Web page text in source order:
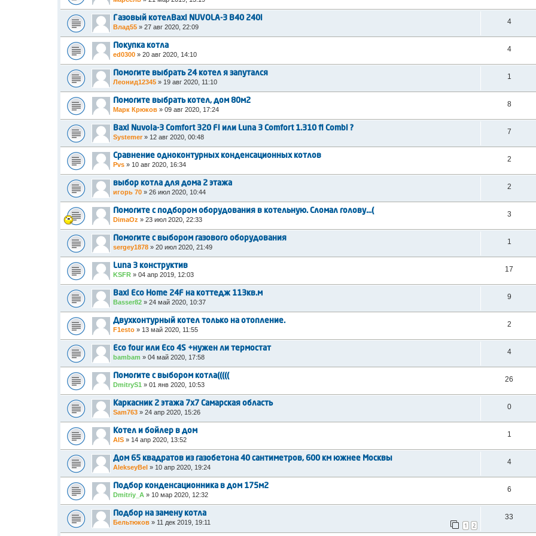
Газовый котелBaxi NUVOLA-3 B40 240i
Влад55 » 27 авг 2020, 22:09
4
Покупка котла
ed0300 » 20 авг 2020, 14:10
4
Помогите выбрать 24 котел я запутался
Леонид12345 » 19 авг 2020, 11:10
1
Помогите выбрать котел, дом 80м2
Марк Крюков » 09 авг 2020, 17:24
8
Baxi Nuvola-3 Comfort 320 Fi или Luna 3 Comfort 1.310 fi Combi ?
Systemer» 12 авг 2020, 00:48
7
Сравнение одноконтурных конденсационных котлов
Pvs » 10 авг 2020, 16:34
2
выбор котла для дома 2 этажа
игорь 70 » 26 июл 2020, 10:44
2
Помогите с подбором оборудования в котельную. Сломал голову...(
DimaOz » 23 июл 2020, 22:33
3
Помогите с выбором газового оборудования
sergey1878 » 20 июл 2020, 21:49
1
Luna 3 конструктив
KSFR » 04 апр 2019, 12:03
17
Baxi Eco Home 24F на коттедж 113кв.м
Basser82 » 24 май 2020, 10:37
9
Двухконтурный котел только на отопление.
F1esto » 13 май 2020, 11:55
2
Eco four или Eco 4S +нужен ли термостат
bambam » 04 май 2020, 17:58
4
Помогите с выбором котла(((((
DmitryS1 » 01 янв 2020, 10:53
26
Каркасник 2 этажа 7х7 Самарская область
Sam763 » 24 апр 2020, 15:26
0
Котел и бойлер в дом
AIS » 14 апр 2020, 13:52
1
Дом 65 квадратов из газобетона 40 сантиметров, 600 км южнее Москвы
AlekseyBel » 10 апр 2020, 19:24
4
Подбор конденсационника в дом 175м2
Dmitriy_A » 10 мар 2020, 12:32
6
Подбор на замену котла
Бельтюков » 11 дек 2019, 19:11 1 2
33